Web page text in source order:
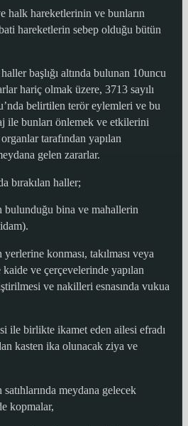
halk hareketlerinin ve bunların
hareketlerin sebep olduğu bütün
başlığı altında bulunan 10uncu
hariç olmak üzere, 3713 sayılı
belirtilen terör eylemleri ve bu
ile bunları önlemek ve etkilerini
tarafından yapılan
gelen zararlar.
bırakılan haller;
bulunduğu bina ve mahallerin
konması, takılması veya
kaide ve çerçevelerinde yapılan
ve nakilleri esnasında vukua
ile birlikte ikamet eden ailesi efradı
kasten ika olunacak ziya ve
meydana gelecek
kopmalar,